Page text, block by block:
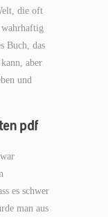
die oft
Buch, das
aber
und
pdf
es schwer
man aus